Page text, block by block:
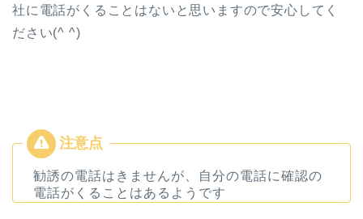
社に電話がくることはないと思いますので安心してく
ださい(^ ^)
勧誘の電話はきませんが、自分の電話に確認の
電話がくることはあるようです